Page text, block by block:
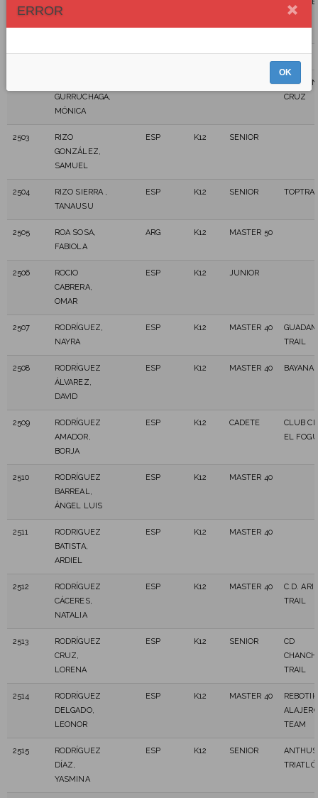
RODRÍGUEZ,
EDUARDO
TRAIL
2501 RIBEIRO, SOFIA ESP K12 SENIOR
GURRUCHAGA,
MÓNICA
MASTER 40
CCT
CRUZ
2503
RIZO
GONZÁLEZ,
SAMUEL
ESP K12 SENIOR
2504
RIZO SIERRA ,
TANAUSU
ESP K12 SENIOR
2505
ROA SOSA,
FABIOLA
ARG K12 MASTER 50
2506
ROCIO
CABRERA,
OMAR
ESP K12 JUNIOR
2507
RODRÍGUEZ,
NAYRA
ESP K12 MASTER 40
TRAIL
2508
RODRÍGUEZ
ÁLVAREZ,
DAVID
ESP K12 MASTER 40 BAYANA
2509
RODRÍGUEZ
AMADOR,
BORJA
ESP K12 CADETE
CLUB
EL
2510
RODRÍGUEZ
BARREAL,
ÁNGEL LUIS
ESP K12 MASTER 40
2511
RODRIGUEZ
BATISTA,
ARDIEL
ESP K12 MASTER 40
2512
RODRÍGUEZ
CÁCERES,
NATALIA
ESP K12 MASTER 40
C.D.
TRAIL
2513
RODRÍGUEZ
CRUZ,
LORENA
ESP K12 SENIOR
CD
TRAIL
2514
RODRÍGUEZ
DELGADO,
LEONOR
ESP K12 MASTER 40
TEAM
2515
RODRÍGUEZ
DÍAZ,
YASMINA
ESP K12 SENIOR
ANTHUS
ERROR
OK